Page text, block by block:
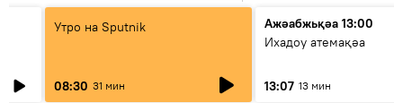
Утро на Sputnik
08:30 31 мин
Ажәабжьқәа 13:00
Ихадоу атемақәа
13:07 13 мин